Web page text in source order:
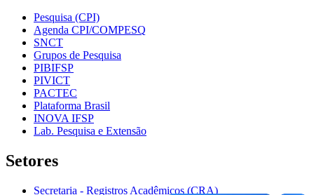
Pesquisa (CPI)
Agenda CPI/COMPESQ
SNCT
Grupos de Pesquisa
PIBIFSP
PIVICT
PACTEC
Plataforma Brasil
INOVA IFSP
Lab. Pesquisa e Extensão
Setores
Secretaria - Registros Acadêmicos (CRA)